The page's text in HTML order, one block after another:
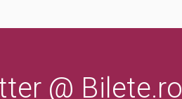
@ Bilete.ro